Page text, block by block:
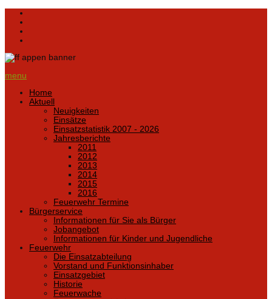
menu
Home
Aktuell
Neuigkeiten
Einsätze
Einsatzstatistik 2007 - 2026
Jahresberichte
2011
2012
2013
2014
2015
2016
Feuerwehr Termine
Bürgerservice
Informationen für Sie als Bürger
Jobangebot
Informationen für Kinder und Jugendliche
Feuerwehr
Die Einsatzabteilung
Vorstand und Funktionsinhaber
Einsatzgebiet
Historie
Feuerwache